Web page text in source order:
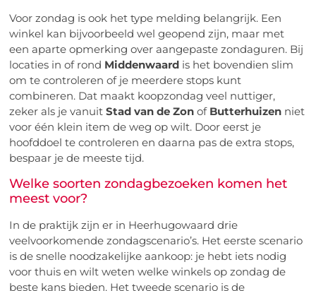
Voor zondag is ook het type melding belangrijk. Een
winkel kan bijvoorbeeld wel geopend zijn, maar met
een aparte opmerking over aangepaste zondaguren. Bij
locaties in of rond Middenwaard is het bovendien slim
om te controleren of je meerdere stops kunt
combineren. Dat maakt koopzondag veel nuttiger,
zeker als je vanuitStad van de Zon of Butterhuizen niet
voor één klein item de weg op wilt. Door eerst je
hoofddoel te controleren en daarna pas de extra stops,
bespaar je de meeste tijd.
Welke soorten zondagbezoeken komen het
meest voor?
In de praktijk zijn er in Heerhugowaard drie
veelvoorkomende zondagscenario’s. Het eerste scenario
is de snelle noodzakelijke aankoop: je hebt iets nodig
voor thuis en wilt weten welke winkels op zondag de
beste kans bieden. Het tweede scenario is de